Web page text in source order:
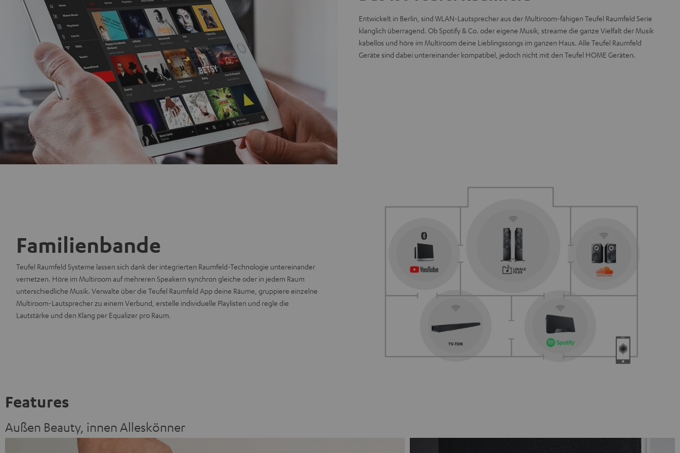
Entwickelt in Berlin, sind WLAN-Lautsprecher aus der Multiroom-fähigen Teufel Raumfeld Serie
klanglich überragend. Ob Spotify & Co. oder eigene Musik, streame die ganze Vielfalt der Musik
kabellos und höre im Multiroom deine Lieblingssongs im ganzen Haus. Alle Teufel Raumfeld
Geräte sind dabei untereinander kompatibel, jedoch nicht mit den Teufel HOME Geräten.
Familienbande
Teufel Raumfeld Systeme lassen sich dank der integrierten Raumfeld-Technologie untereinander
vernetzen. Höre im Multiroom auf mehreren Speakern synchron gleiche oder in jedem Raum
unterschiedliche Musik. Verwalte über die Teufel Raumfeld App deine Räume, gruppiere einzelne
Multiroom-Lautsprecher zu einem Verbund, erstelle individuelle Playlisten und regle die
Lautstärke und den Klang per Equalizer pro Raum.
Features
Außen Beauty, innen Alleskönner